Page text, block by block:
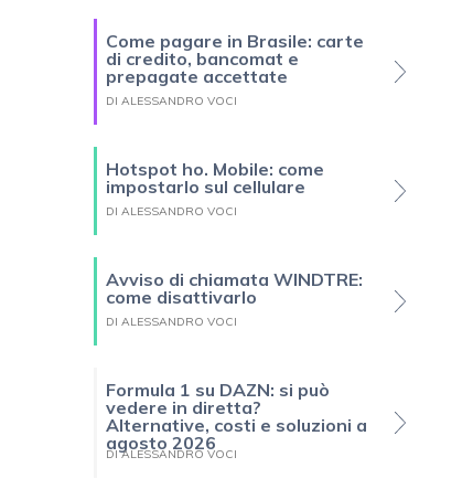
Come pagare in Brasile: carte
di credito, bancomat e
prepagate accettate
DI ALESSANDRO VOCI
Hotspot ho. Mobile: come
impostarlo sul cellulare
DI ALESSANDRO VOCI
Avviso di chiamata WINDTRE:
come disattivarlo
DI ALESSANDRO VOCI
Formula 1 su DAZN: si può
vedere in diretta?
Alternative, costi e soluzioni a
agosto 2026
DI ALESSANDRO VOCI